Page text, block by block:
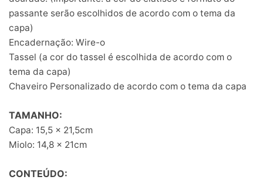
passante serão escolhidos de acordo com o tema da
capa)
Encadernação: Wire-o
Tassel (a cor do tassel é escolhida de acordo com o
tema da capa)
Chaveiro Personalizado de acordo com o tema da capa
TAMANHO:
Capa: 15,5 x 21,5cm
Miolo: 14,8 x 21cm
CONTEÚDO: